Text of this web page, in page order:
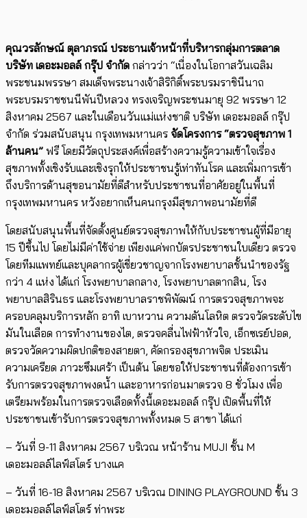
คุณวรลักษณ์ ตุลาภรณ์ ประธานเจ้าหน้าที่บริหารกลุ่มการตลาด
บริษัท เดอะมอลล์ กรุ๊ป จำกัด กล่าวว่า “เนื่องในโอกาสวันเฉลิม
พระชนมพรรษา สมเด็จพระนางเจ้าสิริกิติ์พระบรมราชินีนาถ
พระบรมราชชนนีพันปีหลวง ทรงเจริญพระชนมายุ 92 พรรษา 12
สิงหาคม 2567 และในเดือนวันแม่แห่งชาติ บริษัท เดอะมอลล์ กรุ๊ป
จำกัด ร่วมสนับสนุน กรุงเทพมหานคร จัดโครงการ “ตรวจสุขภาพ 1
ล้านคน” ฟรี โดยมีวัตถุประสงค์เพื่อสร้างความรู้ความเข้าใจเรื่อง
สุขภาพทั้งเชิงรับและเชิงรุกให้ประชาชนรู้เท่าทันโรค และเพิ่มการเข้า
ถึงบริการด้านสุขอนามัยที่ดีสำหรับประชาชนที่อาศัยอยู่ในพื้นที่
กรุงเทพมหานคร หวังอยากเห็นคนกรุงมีสุขภาพอนามัยที่ดี
โดยสนับสนุนพื้นที่จัดตั้งศูนย์ตรวจสุขภาพให้กับประชาชนผู้ที่มีอายุ
15 ปีขึ้นไป โดยไม่มีค่าใช้จ่าย เพียงแค่พกบัตรประชาชนใบเดียว ตรวจ
โดยทีมแพทย์และบุคลากรผู้เชี่ยวชาญจากโรงพยาบาลชั้นนำของรัฐ
กว่า 4 แห่ง ได้แก่ โรงพยาบาลกลาง, โรงพยาบาลตากสิน, โรง
พยาบาลสิรินธร และโรงพยาบาลราชพิพัฒน์ การตรวจสุขภาพจะ
ครอบคลุมบริการหลัก อาทิ เบาหวาน ความดันโลหิต ตรวจวัดระดับไข
มันในเลือด การทำงานของไต, ตรวจคลื่นไฟฟ้าหัวใจ, เอ็กซเรย์ปอด,
ตรวจวัดความผิดปกติของสายตา, คัดกรองสุขภาพจิต ประเมิน
ความเครียด ภาวะซึมเศร้า เป็นต้น โดยขอให้ประชาชนที่ต้องการเข้า
รับการตรวจสุขภาพงดน้ำ และอาหารก่อนมาตรวจ 8 ชั่วโมง เพื่อ
เตรียมพร้อมในการตรวจเลือดทั้งนี้เดอะมอลล์ กรุ๊ป เปิดพื้นที่ให้
ประชาชนเข้ารับการตรวจสุขภาพทั้งหมด 5 สาขา ได้แก่
– วันที่ 9-11 สิงหาคม 2567 บริเวณ หน้าร้าน MUJI ชั้น M
เดอะมอลล์ไลฟ์สโตร์ บางแค
– วันที่ 16-18 สิงหาคม 2567 บริเวณ DINING PLAYGROUND ชั้น 3
เดอะมอลล์ไลฟ์สโตร์ ท่าพระ